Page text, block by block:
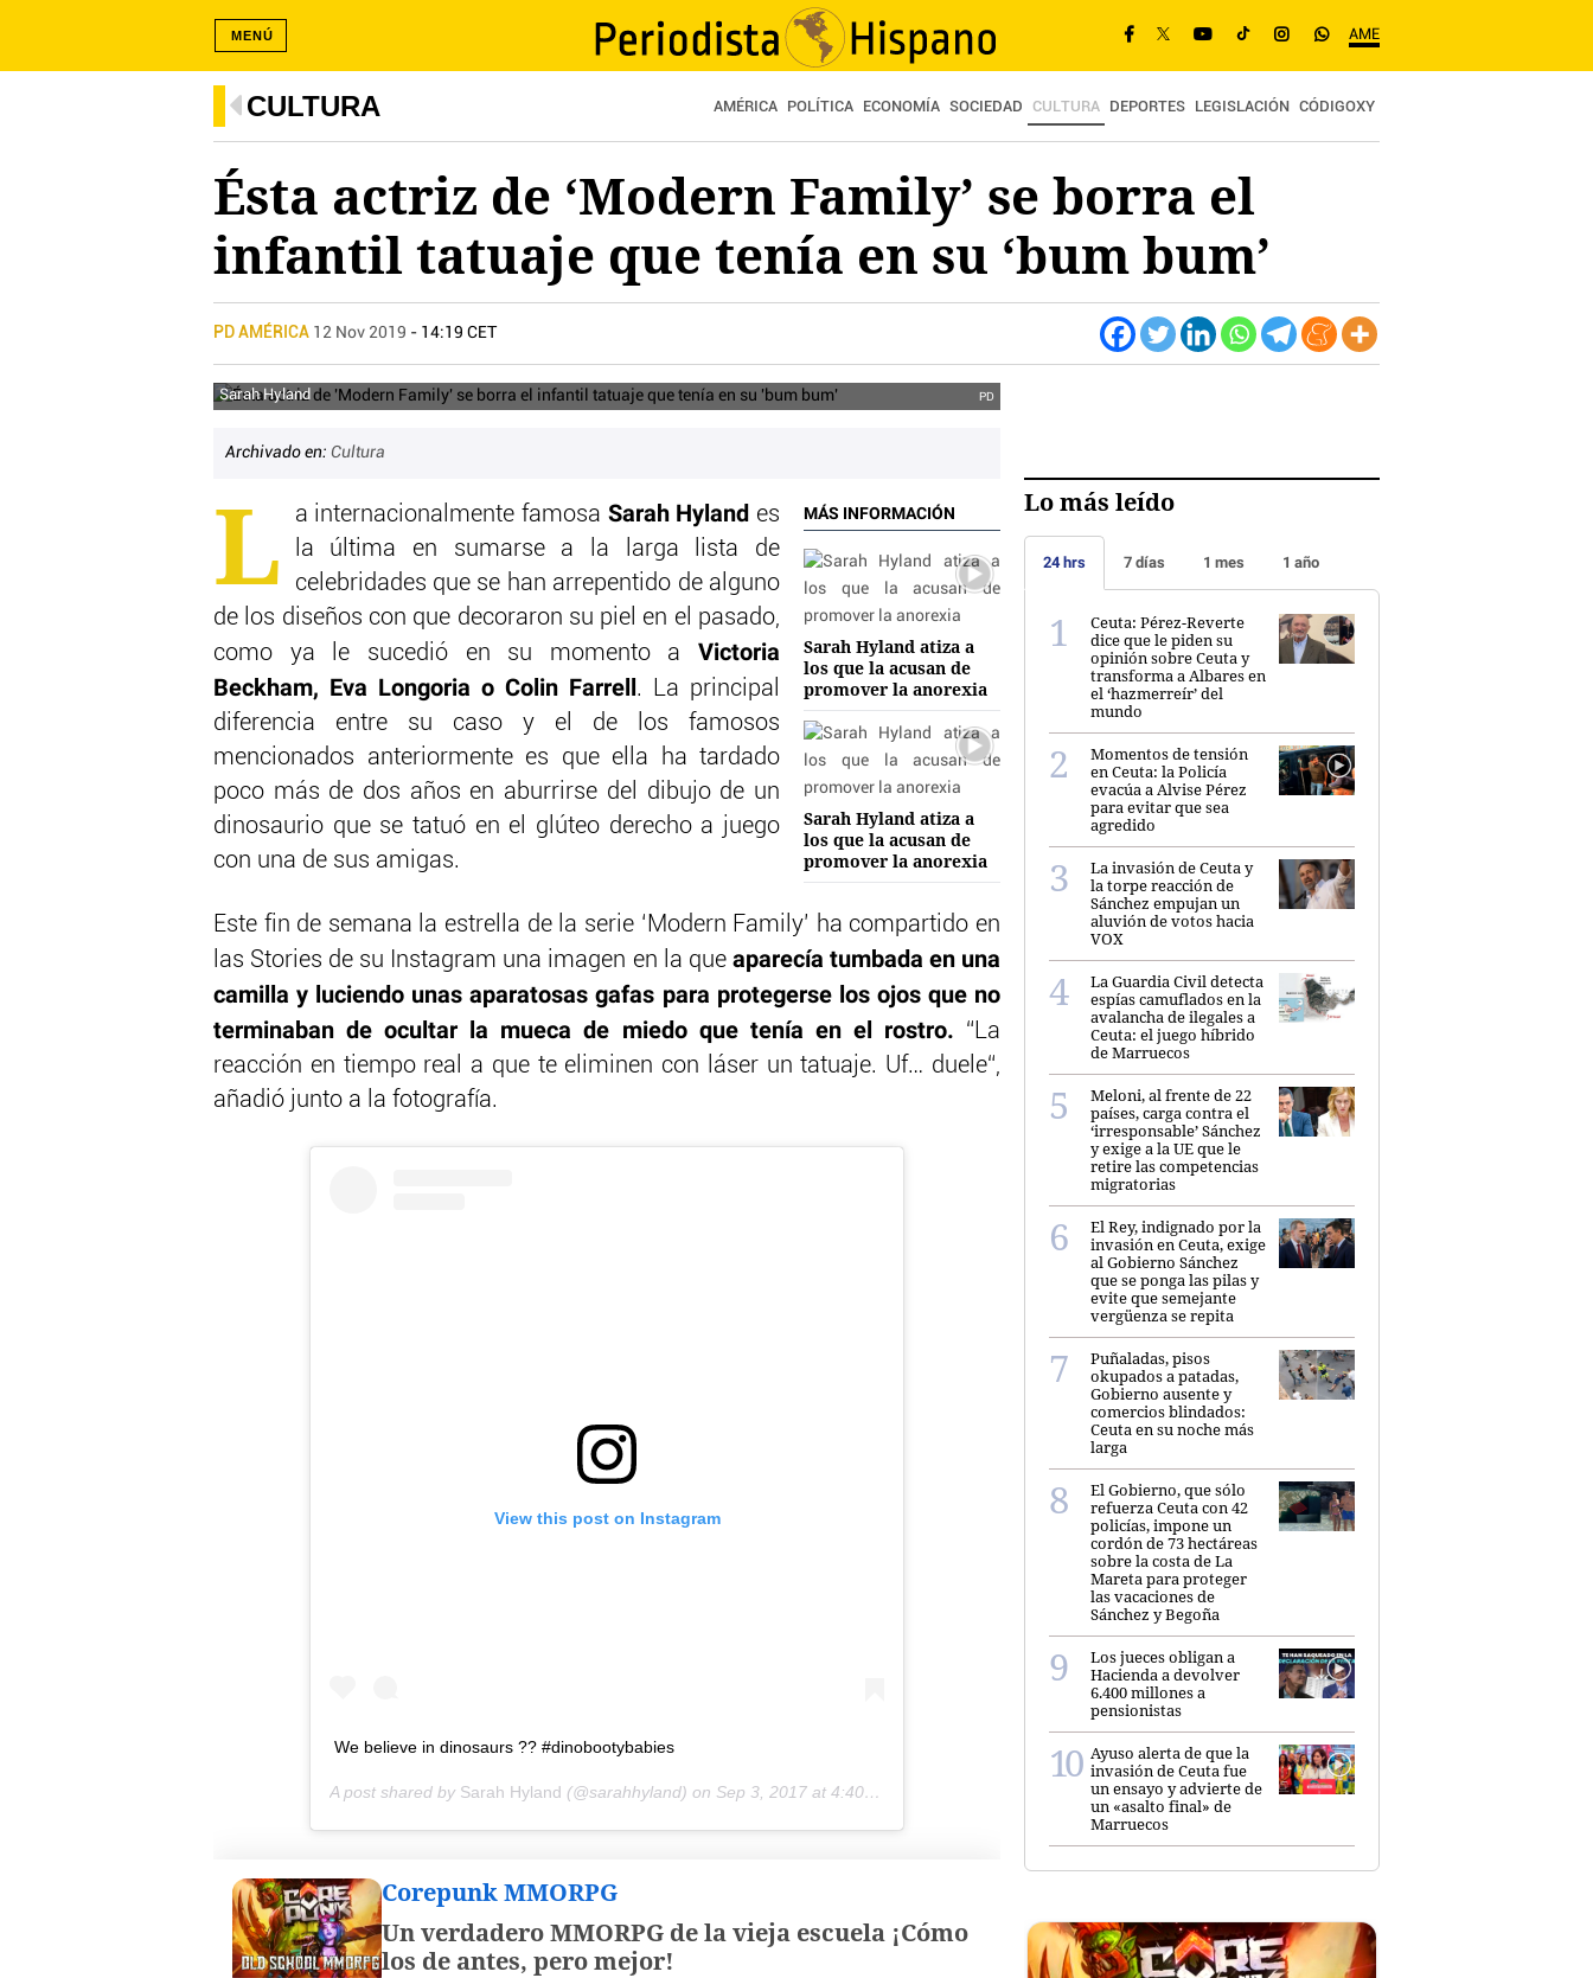
AME
MENÚ
CULTURA AMÉRICA POLÍTICA ECONOMÍA SOCIEDAD CULTURA DEPORTES LEGISLACIÓN CÓDIGOXY
Ésta actriz de ‘Modern Family’ se borra el
infantil tatuaje que tenía en su ‘bum bum’
PD AMÉRICA 12 Nov 2019 - 14:19 CET
Sarah Hyland PD
Archivado en: Cultura
MÁS INFORMACIÓN
Sarah Hyland atiza a
los que la acusan de
promover la anorexia
Sarah Hyland atiza a
los que la acusan de
promover la anorexia
L a internacionalmente famosa Sarah Hyland es
la última en sumarse a la larga lista de
celebridades que se han arrepentido de alguno
de los diseños con que decoraron su piel en el pasado,
como ya le sucedió en su momento a
Victoria
Beckham, Eva Longoria o Colin Farrell . La principal
diferencia entre su caso y el de los famosos
mencionados anteriormente es que ella ha tardado
poco más de dos años en aburrirse del dibujo de un
dinosaurio que se tatuó en el glúteo derecho a juego
con una de sus amigas.
Este fin de semana la estrella de la serie ‘Modern Family’ ha compartido en
las Stories de su Instagram una imagen en la que aparecía tumbada en una
camilla y luciendo unas aparatosas gafas para protegerse los ojos que no
terminaban de ocultar la mueca de miedo que tenía en el rostro. “La
reacción en tiempo real a que te eliminen con láser un tatuaje. Uf… duele“,
añadió junto a la fotografía.
View this post on Instagram
We believe in dinosaurs ?? #dinobootybabies
A post shared by Sarah Hyland (@sarahhyland) on Sep 3, 2017 at 4:40pm PDT
Corepunk MMORPG
Un verdadero MMORPG de la vieja escuela ¡Cómo
los de antes, pero mejor!
Lo más leído
24 hrs 7 días 1 mes 1 año
Ceuta: Pérez-Reverte
dice que le piden su
opinión sobre Ceuta y
transforma a Albares en
el ‘hazmerreír’ del
mundo
Momentos de tensión
en Ceuta: la Policía
evacúa a Alvise Pérez
para evitar que sea
agredido
La invasión de Ceuta y
la torpe reacción de
Sánchez empujan un
aluvión de votos hacia
VOX
La Guardia Civil detecta
espías camuflados en la
avalancha de ilegales a
Ceuta: el juego híbrido
de Marruecos
Meloni, al frente de 22
países, carga contra el
‘irresponsable’ Sánchez
y exige a la UE que le
retire las competencias
migratorias
El Rey, indignado por la
invasión en Ceuta, exige
al Gobierno Sánchez
que se ponga las pilas y
evite que semejante
vergüenza se repita
Puñaladas, pisos
okupados a patadas,
Gobierno ausente y
comercios blindados:
Ceuta en su noche más
larga
El Gobierno, que sólo
refuerza Ceuta con 42
policías, impone un
cordón de 73 hectáreas
sobre la costa de La
Mareta para proteger
las vacaciones de
Sánchez y Begoña
Los jueces obligan a
Hacienda a devolver
6.400 millones a
pensionistas
Ayuso alerta de que la
invasión de Ceuta fue
un ensayo y advierte de
un «asalto final» de
Marruecos